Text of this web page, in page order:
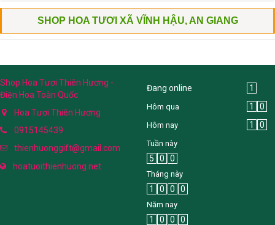
SHOP HOA TƯƠI XÃ VĨNH HẬU, AN GIANG
Shop Hoa Tươi Thiên Hương -
Điện Hoa Toàn Quốc
Hoa Tươi Thiên Hương
0915145439
thienhuonggift@gmail.com
hoatuoithienhuong.net
Đang online 1
Hôm qua 1 0
Hôm nay 1 0
Tuần này
5 0 0
Tháng này
1 0 0 0
Năm nay
1 0 0 0